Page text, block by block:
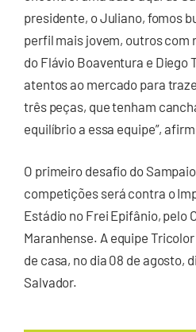
presidente, o Juliano, fomos
perfil mais jovem, outros com
do Flávio Boaventura e Diego
atentos ao mercado para
três peças, que tenham
equilíbrio a essa equipe”,
O primeiro desafio do
competições será contra o
Estádio no Frei Epifânio, pelo
Maranhense. A equipe
de casa, no dia 08 de agosto,
Salvador.